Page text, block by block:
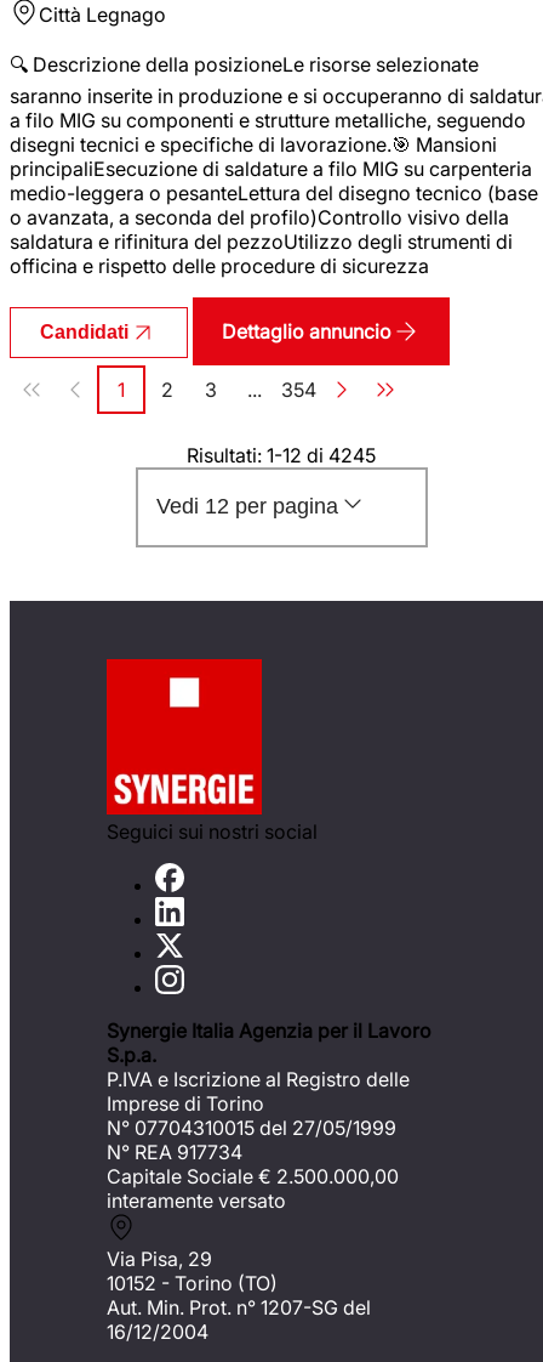
Città Legnago
🔍 Descrizione della posizioneLe risorse selezionate
saranno inserite in produzione e si occuperanno di
a filo MIG su componenti e strutture metalliche, seguendo
disegni tecnici e specifiche di lavorazione.🎯 Mansioni
principaliEsecuzione di saldature a filo MIG su carpenteria
medio-leggera o pesanteLettura del disegno tecnico (base
o avanzata, a seconda del profilo)Controllo visivo della
saldatura e rifinitura del pezzoUtilizzo degli strumenti di
officina e rispetto delle procedure di sicurezza
Candidati Dettaglio annuncio
Paginazione
Pagina
1 Pagina
2 Pagina
3 ... Pagina
354
Risultati: 1-12 di 4245
Vedi 12 per pagina
Seguici sui nostri social
Synergie Italia Agenzia per il Lavoro
S.p.a.
P.IVA e Iscrizione al Registro delle
Imprese di Torino
N° 07704310015 del 27/05/1999
N° REA 917734
Capitale Sociale € 2.500.000,00
interamente versato
Via Pisa, 29
10152 - Torino (TO)
Aut. Min. Prot. n° 1207-SG del
16/12/2004